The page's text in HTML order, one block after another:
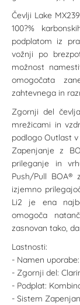
Čevlji Lake
100?%
podplatom iz
vožnji po
možnost
omogočata
zahtevnega in
Zgornji del
mrežicami in
podlogo Outlast
Zapenjanje z
prileganje in
Push/Pull
izjemno
Li2 je ena
omogoča
zasnovan tako,
Lastnosti:
- Namen
- Zgornji del:
- Podplat:
- Sistem